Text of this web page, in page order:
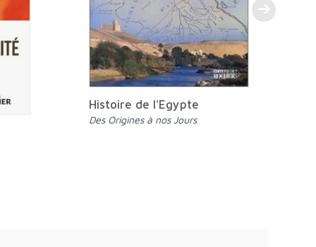
Histoire de l'Egypte
Des Origines à nos Jours